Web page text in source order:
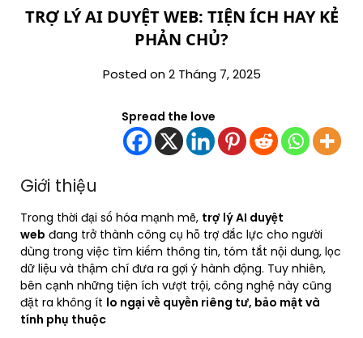
TRỢ LÝ AI DUYỆT WEB: TIỆN ÍCH HAY KẺ
PHẢN CHỦ?
Posted on 2 Tháng 7, 2025
Spread the love
Giới thiệu
Trong thời đại số hóa mạnh mẽ, trợ lý AI duyệt
web đang trở thành công cụ hỗ trợ đắc lực cho người
dùng trong việc tìm kiếm thông tin, tóm tắt nội dung, lọc
dữ liệu và thậm chí đưa ra gợi ý hành động. Tuy nhiên,
bên cạnh những tiện ích vượt trội, công nghệ này cũng
đặt ra không ít lo ngại về quyền riêng tư, bảo mật và
tính phụ thuộc